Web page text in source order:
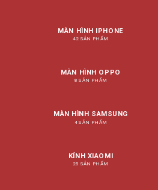
MÀN HÌNH IPHONE
42 SẢN PHẨM
MÀN HÌNH OPPO
8 SẢN PHẨM
MÀN HÌNH SAMSUNG
4 SẢN PHẨM
KÍNH XIAOMI
25 SẢN PHẨM